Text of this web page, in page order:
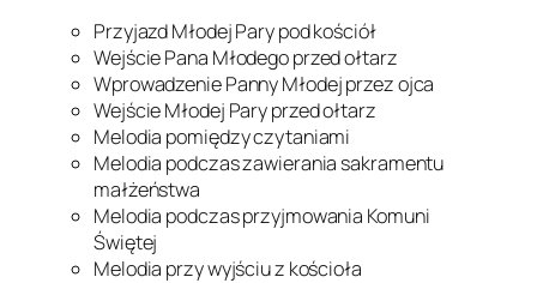
Przyjazd Młodej Pary pod kościół
Wejście Pana Młodego przed ołtarz
Wprowadzenie Panny Młodej przez ojca
Wejście Młodej Pary przed ołtarz
Melodia pomiędzy czytaniami
Melodia podczas zawierania sakramentu
małżeństwa
Melodia podczas przyjmowania Komuni
Świętej
Melodia przy wyjściu z kościoła